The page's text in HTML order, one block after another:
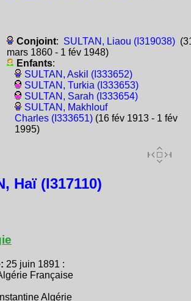
Conjoint: SULTAN, Liaou (I319038)
mars 1860 - 1 fév 1948)
Enfants:
SULTAN, Askil (I333652)
SULTAN, Turkia (I333653)
SULTAN, Sarah (I333654)
SULTAN, Makhlouf
Charles (I333651)(16 fév 1913 - 1 fév
1995)
Haï (I317110)
25 juin 1891 :
Française
Algérie